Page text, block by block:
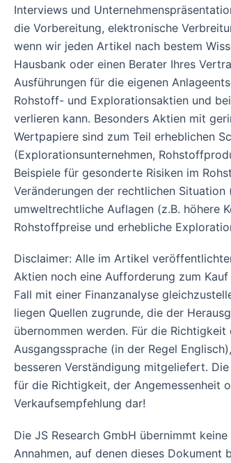
Interviews und
die Vorbereitung, elektronische
wenn wir jeden Artikel nach bestem
Hausbank oder einen Berater Ihres
Ausführungen für die eigenen
Rohstoff- und Explorationsaktien und
verlieren kann. Besonders Aktien mit
Wertpapiere sind zum Teil erheblichen
(Explorationsunternehmen,
Beispiele für gesonderte Risiken im
Veränderungen der rechtlichen
umweltrechtliche Auflagen (z.B. höhere
Rohstoffpreise und erhebliche
Disclaimer: Alle im Artikel
Aktien noch eine Aufforderung zum
Fall mit einer Finanzanalyse
liegen Quellen zugrunde, die der
übernommen werden. Für die
Ausgangssprache (in der Regel
besseren Verständigung mitgeliefert.
für die Richtigkeit, der Angemessenheit
Verkaufsempfehlung dar!
Die JS Research GmbH übernimmt
Annahmen, auf denen dieses